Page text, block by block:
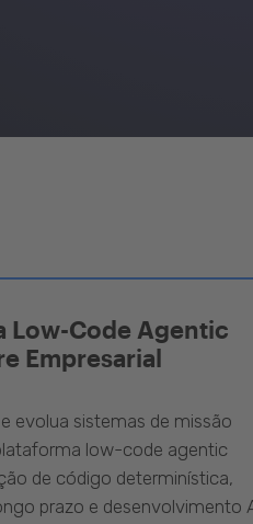
Low-Code Agentic
Empresarial
evolua sistemas de missão
low-code agentic
de código determinística,
prazo e desenvolvimento